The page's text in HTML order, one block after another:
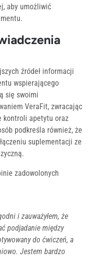
aby umożliwić
źródeł informacji
wspierającego
się swoimi
VeraFit, zwracając
kontroli apetytu oraz
podkreśla również, że
suplementacji ze
zadowolonych
i zauważyłem, że
podjadanie między
do ćwiczeń, a
Jestem bardzo